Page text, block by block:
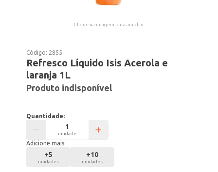
Clique na imagem para ampliar.
Código: 2855
Refresco Líquido Isis Acerola e
laranja 1L
Produto indisponível
Quantidade:
unidade
Adicione mais:
+5
unidades
+10
unidades